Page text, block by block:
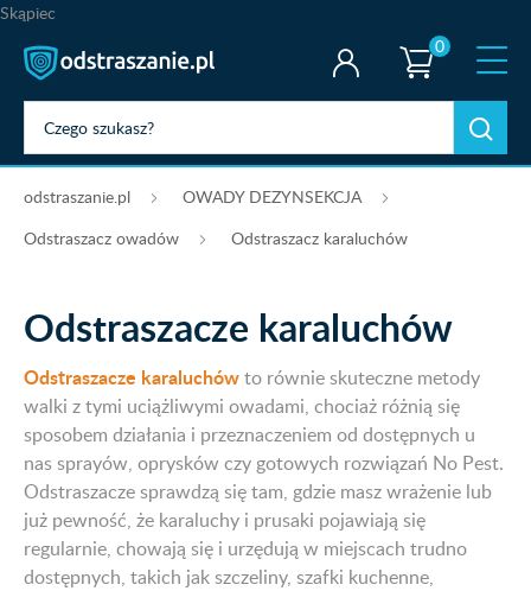
Skąpiec
0
odstraszanie.pl
OWADY DEZYNSEKCJA
Odstraszacz owadów
Odstraszacz karaluchów
Odstraszacze karaluchów
Odstraszacze karaluchówto równie skuteczne metody
walki z tymi uciążliwymi owadami, chociaż różnią się
sposobem działania i przeznaczeniem od dostępnych u
nas sprayów, oprysków czy gotowych rozwiązań No Pest.
Odstraszacze sprawdzą się tam, gdzie masz wrażenie lub
już pewność, że karaluchy i prusaki pojawiają się
regularnie, chowają się i urzędują w miejscach trudno
dostępnych, takich jak szczeliny, szafki kuchenne,